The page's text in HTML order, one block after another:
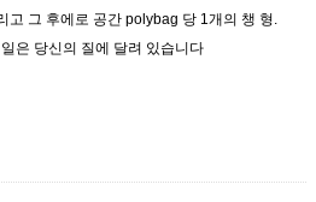
고 그 후에로 공간 polybag 당 1개의 챙 형.
은 당신의 질에 달려 있습니다